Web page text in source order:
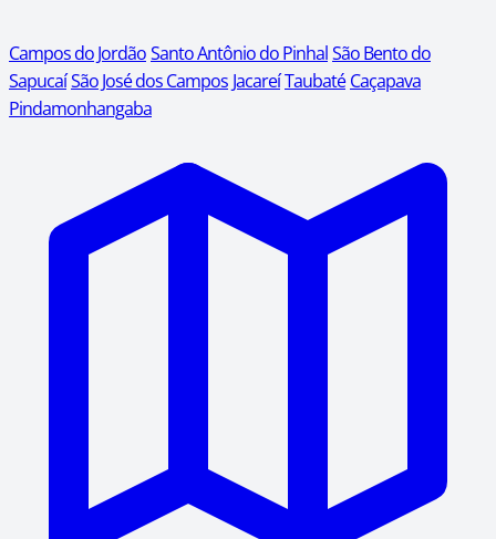
Campos do JordãoSanto Antônio do PinhalSão Bento do
SapucaíSão José dos Campos JacareíTaubaté Caçapava
Pindamonhangaba